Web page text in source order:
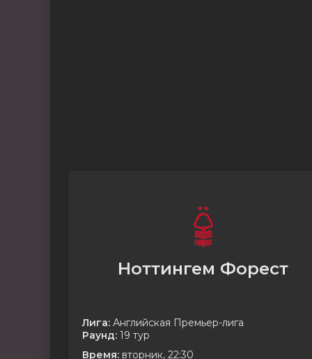
Ноттингем Форест
Лига: Английская Премьер-лига
Раунд: 19 тур
Время: вторник, 22:30